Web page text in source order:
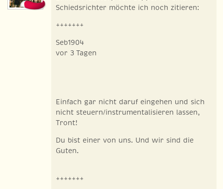
Schiedsrichter möchte ich noch zitieren:
+++++++
Seb1904
vor 3 Tagen
Einfach gar nicht daruf eingehen und sich
nicht steuern/instrumentalisieren lassen,
Tront!
Du bist einer von uns. Und wir sind die
Guten.
+++++++